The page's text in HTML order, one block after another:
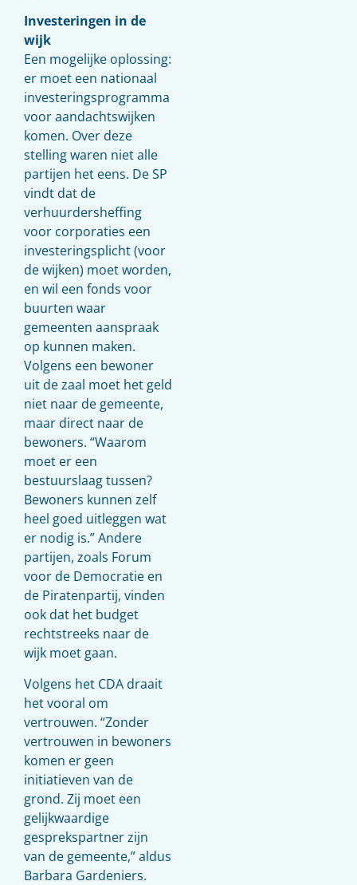
Investeringen in de
wijk
Een mogelijke oplossing:
er moet een nationaal
investeringsprogramma
voor aandachtswijken
komen. Over deze
stelling waren niet alle
partijen het eens. De SP
vindt dat de
verhuurdersheffing
voor corporaties een
investeringsplicht (voor
de wijken) moet worden,
en wil een fonds voor
buurten waar
gemeenten aanspraak
op kunnen maken.
Volgens een bewoner
uit de zaal moet het geld
niet naar de gemeente,
maar direct naar de
bewoners. “Waarom
moet er een
bestuurslaag tussen?
Bewoners kunnen zelf
heel goed uitleggen wat
er nodig is.” Andere
partijen, zoals Forum
voor de Democratie en
de Piratenpartij, vinden
ook dat het budget
rechtstreeks naar de
wijk moet gaan.
Volgens het CDA draait
het vooral om
vertrouwen. “Zonder
vertrouwen in bewoners
komen er geen
initiatieven van de
grond. Zij moet een
gelijkwaardige
gesprekspartner zijn
van de gemeente,” aldus
Barbara Gardeniers.